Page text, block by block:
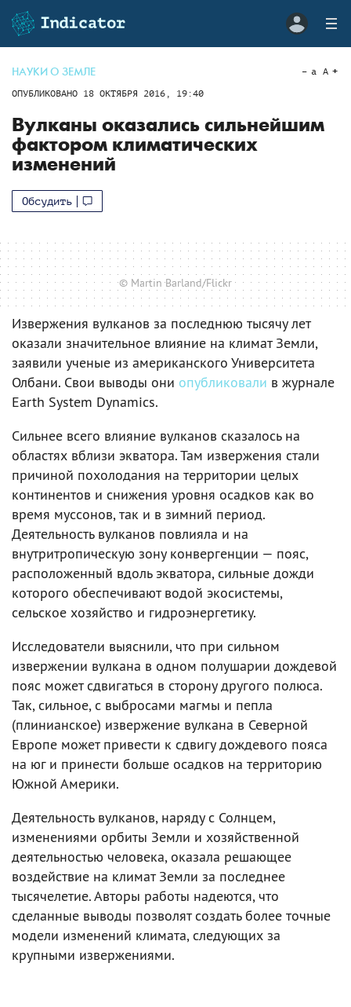
НАУКИ О ЗЕМЛЕ
ОПУБЛИКОВАНО 18 ОКТЯБРЯ 2016, 19:40
a A
Вулканы оказались сильнейшим
фактором климатических
изменений
Обсудить
© Martin Barland/Flickr
Извержения вулканов за последнюю тысячу лет
оказали значительное влияние на климат Земли,
заявили ученые из американского Университета
Олбани. Свои выводы они опубликовали в журнале
Earth System Dynamics.
Сильнее всего влияние вулканов сказалось на
областях вблизи экватора. Там извержения стали
причиной похолодания на территории целых
континентов и снижения уровня осадков как во
время муссонов, так и в зимний период.
Деятельность вулканов повлияла и на
внутритропическую зону конвергенции — пояс,
расположенный вдоль экватора, сильные дожди
которого обеспечивают водой экосистемы,
сельское хозяйство и гидроэнергетику.
Исследователи выяснили, что при сильном
извержении вулкана в одном полушарии дождевой
пояс может сдвигаться в сторону другого полюса.
Так, сильное, с выбросами магмы и пепла
(плинианское) извержение вулкана в Северной
Европе может привести к сдвигу дождевого пояса
на юг и принести больше осадков на территорию
Южной Америки.
Деятельность вулканов, наряду с Солнцем,
изменениями орбиты Земли и хозяйственной
деятельностью человека, оказала решающее
воздействие на климат Земли за последнее
тысячелетие. Авторы работы надеются, что
сделанные выводы позволят создать более точные
модели изменений климата, следующих за
крупными извержениями.